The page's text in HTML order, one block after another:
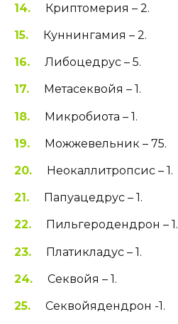
Криптомерия – 2.
Куннингамия – 2.
Либоцедрус – 5.
Метасеквойя – 1.
Микробиота – 1.
Можжевельник – 75.
Неокаллитропсис – 1.
Папуацедрус – 1.
Пильгеродендрон – 1.
Платикладус – 1.
Секвойя – 1.
Секвойядендрон -1.